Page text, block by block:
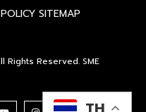
ระเทศ ผมมั่นใจว่างาน […]
SITEMAP
Rights Reserved. SME